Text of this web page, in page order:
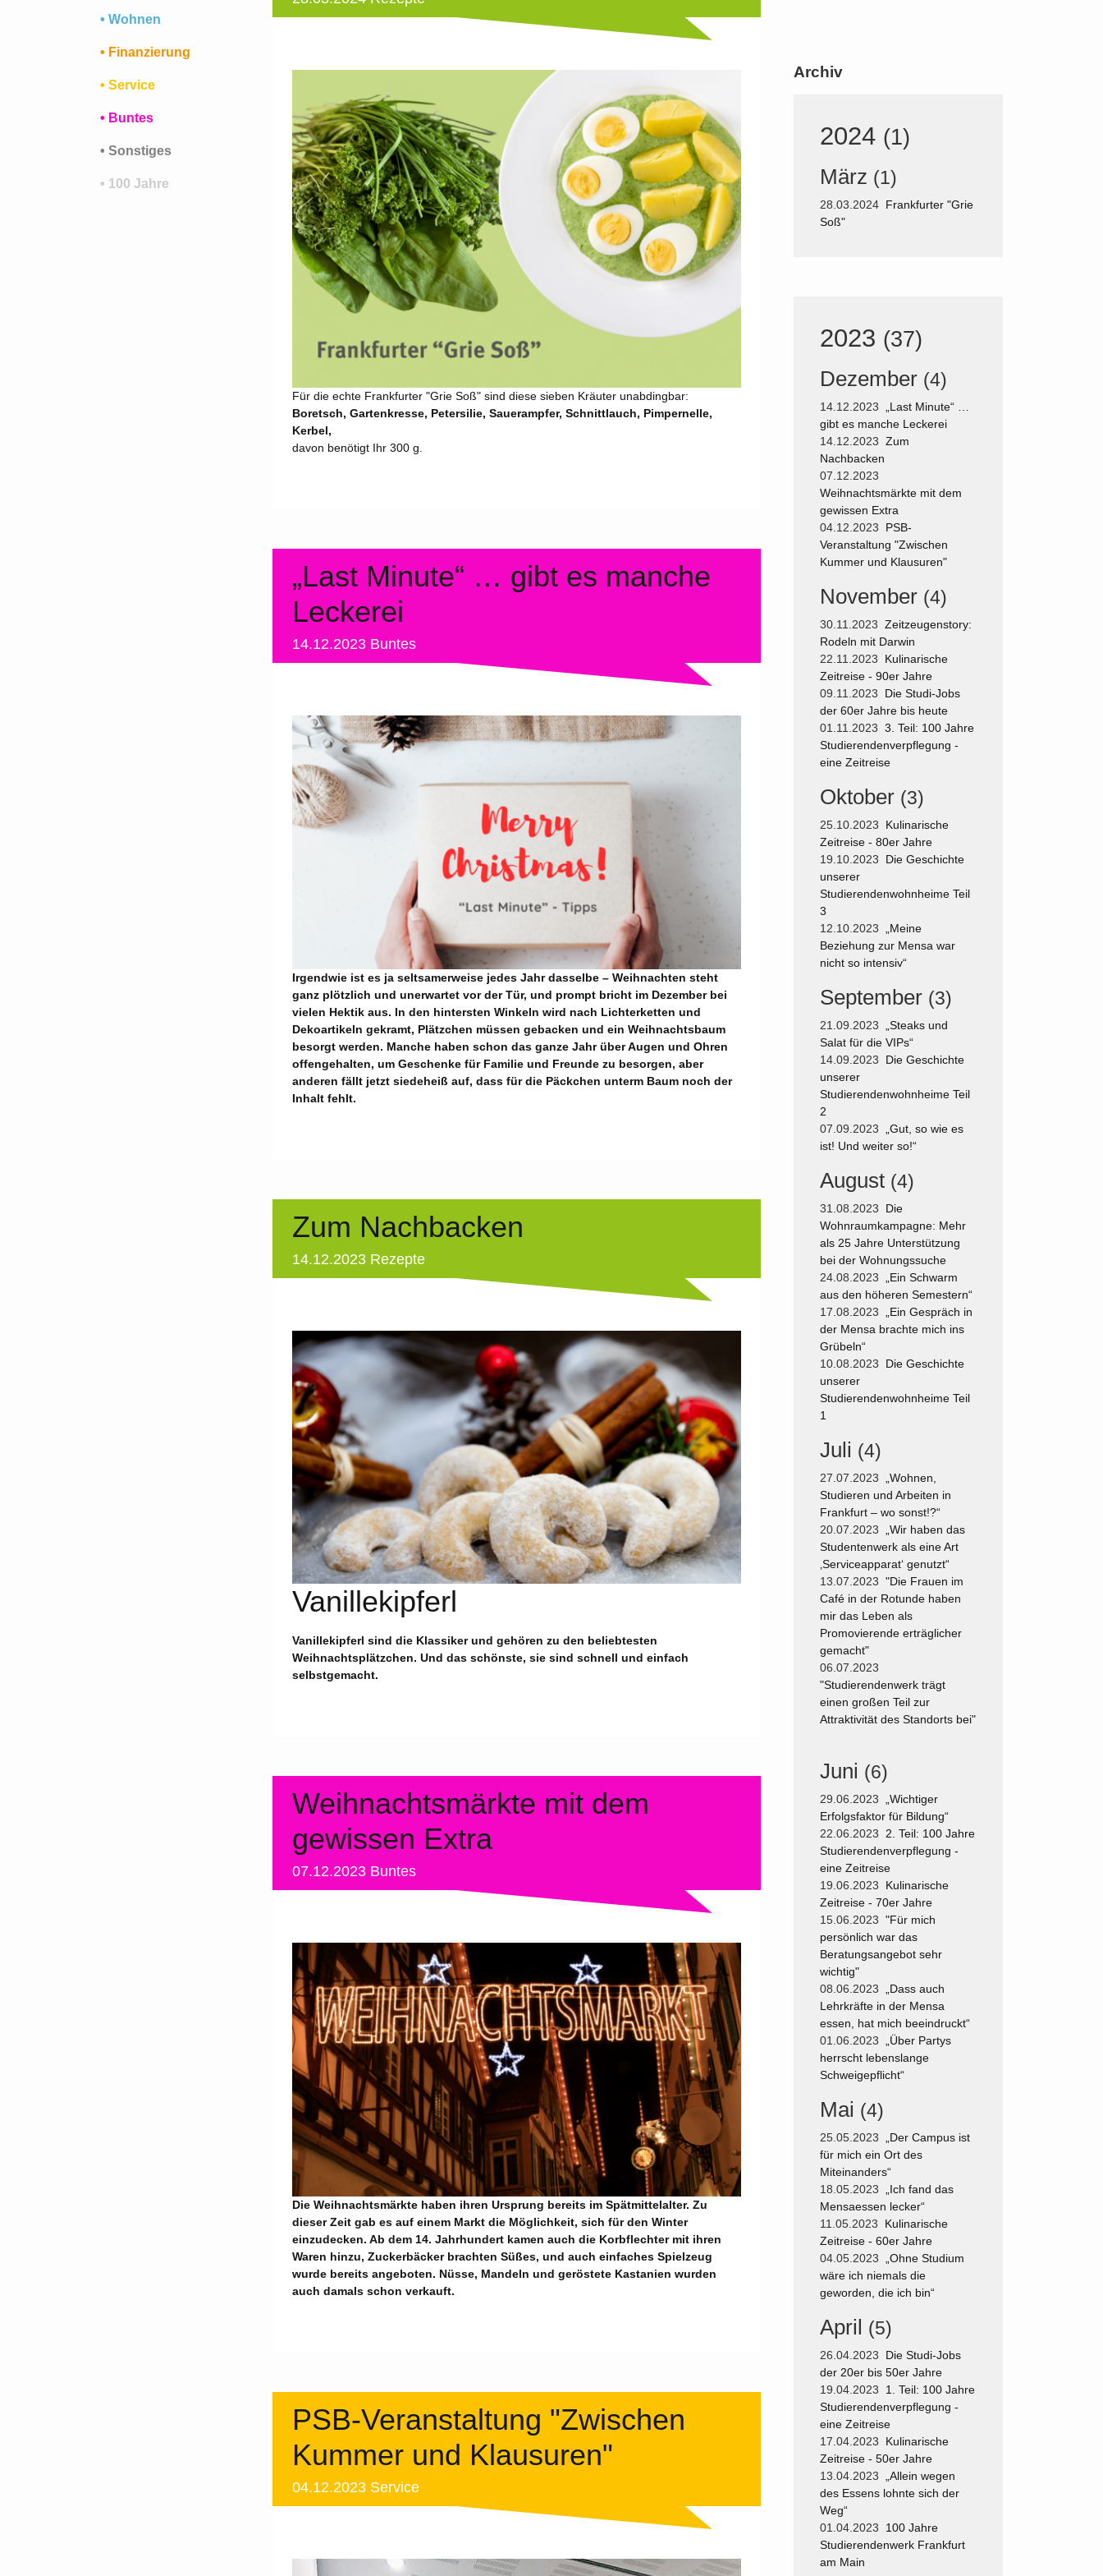
Für die echte Frankfurter "Grie Soß" sind diese sieben Kräuter unabdingbar:
Boretsch, Gartenkresse, Petersilie, Sauerampfer, Schnittlauch, Pimpernelle,
Kerbel,
davon benötigt Ihr 300 g.
„Last Minute“ … gibt es manche
Leckerei
14.12.2023 Buntes
Irgendwie ist es ja seltsamerweise jedes Jahr dasselbe – Weihnachten steht
ganz plötzlich und unerwartet vor der Tür, und prompt bricht im Dezember bei
vielen Hektik aus. In den hintersten Winkeln wird nach Lichterketten und
Dekoartikeln gekramt, Plätzchen müssen gebacken und ein Weihnachtsbaum
besorgt werden. Manche haben schon das ganze Jahr über Augen und Ohren
offengehalten, um Geschenke für Familie und Freunde zu besorgen, aber
anderen fällt jetzt siedeheiß auf, dass für die Päckchen unterm Baum noch der
Inhalt fehlt.
Zum Nachbacken
14.12.2023 Rezepte
Vanillekipferl
Vanillekipferl sind die Klassiker und gehören zu den beliebtesten
Weihnachtsplätzchen. Und das schönste, sie sind schnell und einfach
selbstgemacht.
Weihnachtsmärkte mit dem
gewissen Extra
07.12.2023 Buntes
Die Weihnachtsmärkte haben ihren Ursprung bereits im Spätmittelalter. Zu
dieser Zeit gab es auf einem Markt die Möglichkeit, sich für den Winter
einzudecken. Ab dem 14. Jahrhundert kamen auch die Korbflechter mit ihren
Waren hinzu, Zuckerbäcker brachten Süßes, und auch einfaches Spielzeug
wurde bereits angeboten. Nüsse, Mandeln und geröstete Kastanien wurden
auch damals schon verkauft.
PSB-Veranstaltung "Zwischen
Kummer und Klausuren"
04.12.2023 Service
• Wohnen
• Finanzierung
• Service
• Buntes
• Sonstiges
• 100 Jahre
Archiv
2024 (1)
März (1)
28.03.2024 Frankfurter "Grie
Soß"
2023 (37)
Dezember (4)
14.12.2023
„Last Minute“ …
gibt es manche Leckerei
14.12.2023 Zum
Nachbacken
07.12.2023
Weihnachtsmärkte mit dem
gewissen Extra
04.12.2023
PSB-
Veranstaltung "Zwischen
Kummer und Klausuren"
November (4)
30.11.2023 Zeitzeugenstory:
Rodeln mit Darwin
22.11.2023
Kulinarische
Zeitreise - 90er Jahre
09.11.2023
Die Studi-Jobs
der 60er Jahre bis heute
01.11.2023 3. Teil: 100 Jahre
Studierendenverpflegung -
eine Zeitreise
Oktober (3)
25.10.2023
Kulinarische
Zeitreise - 80er Jahre
19.10.2023
Die Geschichte
unserer
Studierendenwohnheime Teil
3
12.10.2023
„Meine
Beziehung zur Mensa war
nicht so intensiv“
September (3)
21.09.2023
„Steaks und
Salat für die VIPs“
14.09.2023
Die Geschichte
unserer
Studierendenwohnheime Teil
2
07.09.2023
„Gut, so wie es
ist! Und weiter so!“
August (4)
31.08.2023
Die
Wohnraumkampagne: Mehr
als 25 Jahre Unterstützung
bei der Wohnungssuche
24.08.2023
„Ein Schwarm
aus den höheren Semestern“
17.08.2023
„Ein Gespräch in
der Mensa brachte mich ins
Grübeln“
10.08.2023
Die Geschichte
unserer
Studierendenwohnheime Teil
1
Juli (4)
27.07.2023
„Wohnen,
Studieren und Arbeiten in
Frankfurt – wo sonst!?“
20.07.2023
„Wir haben das
Studentenwerk als eine Art
‚Serviceapparat‘ genutzt“
13.07.2023 "Die Frauen im
Café in der Rotunde haben
mir das Leben als
Promovierende erträglicher
gemacht"
06.07.2023
"Studierendenwerk trägt
einen großen Teil zur
Attraktivität des Standorts bei"
Juni (6)
29.06.2023
„Wichtiger
Erfolgsfaktor für Bildung“
22.06.2023
2. Teil: 100 Jahre
Studierendenverpflegung -
eine Zeitreise
19.06.2023
Kulinarische
Zeitreise - 70er Jahre
15.06.2023 "Für mich
persönlich war das
Beratungsangebot sehr
wichtig"
08.06.2023
„Dass auch
Lehrkräfte in der Mensa
essen, hat mich beeindruckt“
01.06.2023
„Über Partys
herrscht lebenslange
Schweigepflicht“
Mai (4)
25.05.2023
„Der Campus ist
für mich ein Ort des
Miteinanders“
18.05.2023
„Ich fand das
Mensaessen lecker“
11.05.2023
Kulinarische
Zeitreise - 60er Jahre
04.05.2023
„Ohne Studium
wäre ich niemals die
geworden, die ich bin“
April (5)
26.04.2023
Die Studi-Jobs
der 20er bis 50er Jahre
19.04.2023
1. Teil: 100 Jahre
Studierendenverpflegung -
eine Zeitreise
17.04.2023
Kulinarische
Zeitreise - 50er Jahre
13.04.2023
„Allein wegen
des Essens lohnte sich der
Weg“
01.04.2023
100 Jahre
Studierendenwerk Frankfurt
am Main